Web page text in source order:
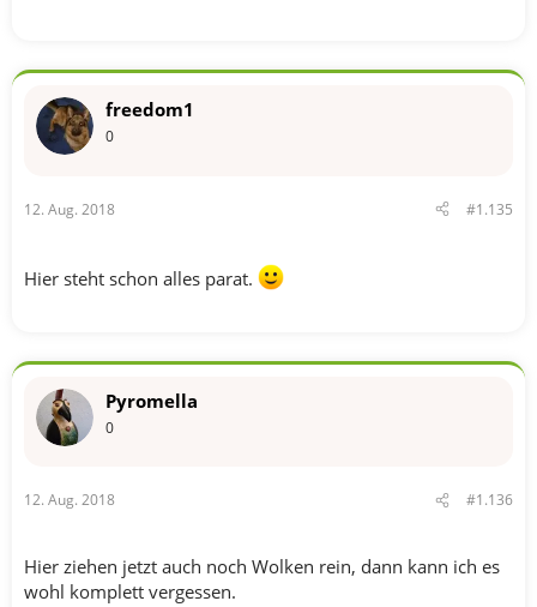
freedom1
0
12. Aug. 2018 #1.135
Hier steht schon alles parat.
Pyromella
0
12. Aug. 2018 #1.136
Hier ziehen jetzt auch noch Wolken rein, dann kann ich es
wohl komplett vergessen.